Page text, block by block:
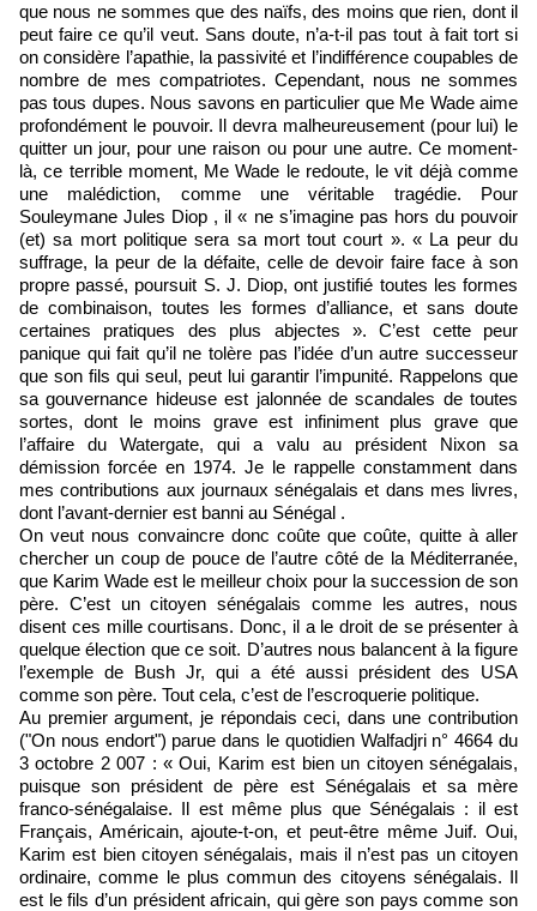
que nous ne sommes que des naïfs, des moins que rien, dont il
peut faire ce qu’il veut. Sans doute, n’a-t-il pas tout à fait tort si
on considère l’apathie, la passivité et l’indifférence coupables de
nombre de mes compatriotes. Cependant, nous ne sommes
pas tous dupes. Nous savons en particulier que Me Wade aime
profondément le pouvoir. Il devra malheureusement (pour lui) le
quitter un jour, pour une raison ou pour une autre. Ce moment-
là, ce terrible moment, Me Wade le redoute, le vit déjà comme
une malédiction, comme une véritable tragédie. Pour
Souleymane Jules Diop , il « ne s’imagine pas hors du pouvoir
(et) sa mort politique sera sa mort tout court ». « La peur du
suffrage, la peur de la défaite, celle de devoir faire face à son
propre passé, poursuit S. J. Diop, ont justifié toutes les formes
de combinaison, toutes les formes d’alliance, et sans doute
certaines pratiques des plus abjectes ». C’est cette peur
panique qui fait qu’il ne tolère pas l’idée d’un autre successeur
que son fils qui seul, peut lui garantir l’impunité. Rappelons que
sa gouvernance hideuse est jalonnée de scandales de toutes
sortes, dont le moins grave est infiniment plus grave que
l’affaire du Watergate, qui a valu au président Nixon sa
démission forcée en 1974. Je le rappelle constamment dans
mes contributions aux journaux sénégalais et dans mes livres,
dont l’avant-dernier est banni au Sénégal .
On veut nous convaincre donc coûte que coûte, quitte à aller
chercher un coup de pouce de l’autre côté de la Méditerranée,
que Karim Wade est le meilleur choix pour la succession de son
père. C’est un citoyen sénégalais comme les autres, nous
disent ces mille courtisans. Donc, il a le droit de se présenter à
quelque élection que ce soit. D’autres nous balancent à la figure
l’exemple de Bush Jr, qui a été aussi président des USA
comme son père. Tout cela, c’est de l’escroquerie politique.
Au premier argument, je répondais ceci, dans une contribution
("On nous endort") parue dans le quotidien Walfadjri n° 4664 du
3 octobre 2 007 : « Oui, Karim est bien un citoyen sénégalais,
puisque son président de père est Sénégalais et sa mère
franco-sénégalaise. Il est même plus que Sénégalais : il est
Français, Américain, ajoute-t-on, et peut-être même Juif. Oui,
Karim est bien citoyen sénégalais, mais il n’est pas un citoyen
ordinaire, comme le plus commun des citoyens sénégalais. Il
est le fils d’un président africain, qui gère son pays comme son